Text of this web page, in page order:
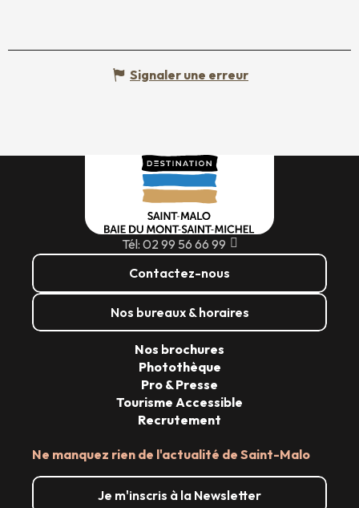
Signaler une erreur
Tél: 02 99 56 66 99
Contactez-nous
Nos bureaux & horaires
Ne manquez rien de l'actualité de Saint-Malo
Je m'inscris à la Newsletter
Nos brochures
Photothèque
Pro & Presse
Tourisme Accessible
Recrutement